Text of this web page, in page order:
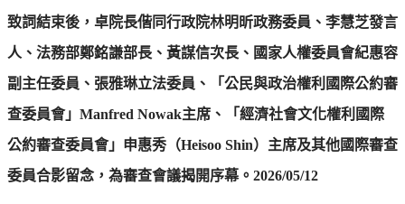
致詞結束後，卓院長偕同行政院林明昕政務委員、李慧芝發言
人、法務部鄭銘謙部長、黃謀信次長、國家人權委員會紀惠容
副主任委員、張雅琳立法委員、「公民與政治權利國際公約審
查委員會」Manfred Nowak主席、「經濟社會文化權利國際
公約審查委員會」申惠秀（Heisoo Shin）主席及其他國際審查
委員合影留念，為審查會議揭開序幕。2026/05/12